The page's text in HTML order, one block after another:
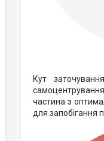
Кут
частина з
для запобігання